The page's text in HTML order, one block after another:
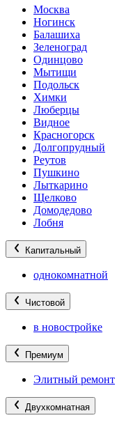
Москва
Ногинск
Балашиха
Зеленоград
Одинцово
Мытищи
Подольск
Химки
Люберцы
Видное
Красногорск
Долгопрудный
Реутов
Пушкино
Лыткарино
Щелково
Домодедово
Лобня
Капитальный
однокомнатной
Чистовой
в новостройке
Премиум
Элитный ремонт
Двухкомнатная